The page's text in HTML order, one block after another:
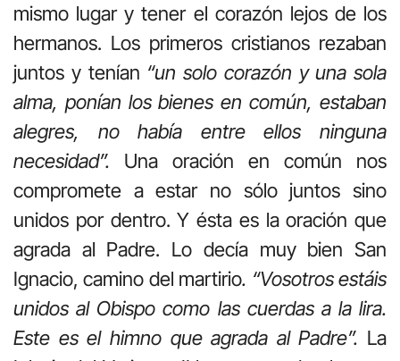
mismo lugar y tener el corazón lejos de los
hermanos. Los primeros cristianos rezaban
juntos y tenían “un solo corazón y una sola
alma, ponían los bienes en común, estaban
alegres, no había entre ellos ninguna
necesidad”. Una oración en común nos
compromete a estar no sólo juntos sino
unidos por dentro. Y ésta es la oración que
agrada al Padre. Lo decía muy bien San
Ignacio, camino del martirio. “Vosotros estáis
unidos al Obispo como las cuerdas a la lira.
Este es el himno que agrada al Padre”. La